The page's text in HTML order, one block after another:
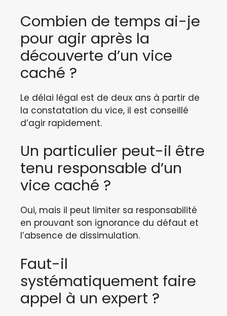
Combien de temps ai-je
pour agir après la
découverte d’un vice
caché ?
Le délai légal est de deux ans à partir de
la constatation du vice, il est conseillé
d’agir rapidement.
Un particulier peut-il être
tenu responsable d’un
vice caché ?
Oui, mais il peut limiter sa responsabilité
en prouvant son ignorance du défaut et
l’absence de dissimulation.
Faut-il
systématiquement faire
appel à un expert ?